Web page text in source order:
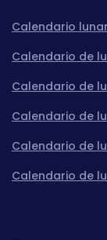
Calendario lunar
Calendario de
Calendario de
Calendario de
Calendario de
Calendario de